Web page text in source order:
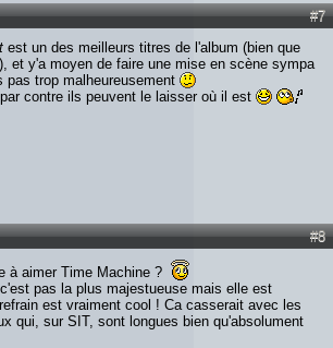
#7
est un des meilleurs titres de l'album (bien que
et y'a moyen de faire une mise en scène sympa
pas trop malheureusement
par contre ils peuvent le laisser où il est
#8
à aimer Time Machine ?
pas la plus majestueuse mais elle est
est vraiment cool ! Ca casserait avec les
qui, sur SIT, sont longues bien qu'absolument